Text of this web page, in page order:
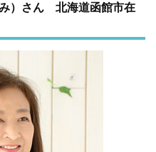
）さん 北海道函館市在